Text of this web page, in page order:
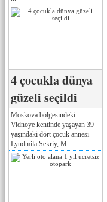
4 çocukla dünya
güzeli seçildi
Moskova bölgesindeki
Vidnoye kentinde yaşayan 39
yaşındaki dört çocuk annesi
Lyudmila Sekriy, M...